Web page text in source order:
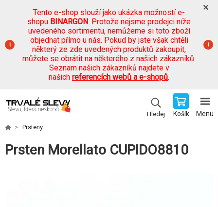
Tento e-shop slouží jako ukázka možností e-
shopu BINARGON. Protože nejsme prodejci níže
uvedeného sortimentu, nemůžeme si toto zboží
objednat přímo u nás. Pokud by jste však chtěli
některý ze zde uvedených produktů zakoupit,
můžete se obrátit na některého z našich zákazníků.
Seznam našich zákazníků najdete v
našich referencích webů a e-shopů.
Hledej Košík Menu
Prsteny
Prsten Morellato CUPIDO8810